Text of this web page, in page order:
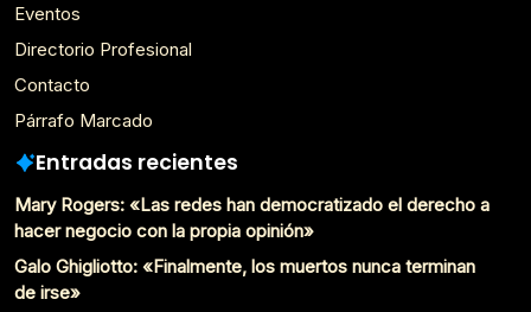
Eventos
Directorio Profesional
Contacto
Párrafo Marcado
Entradas recientes
Mary Rogers: «Las redes han democratizado el derecho a
hacer negocio con la propia opinión»
Galo Ghigliotto: «Finalmente, los muertos nunca terminan
de irse»